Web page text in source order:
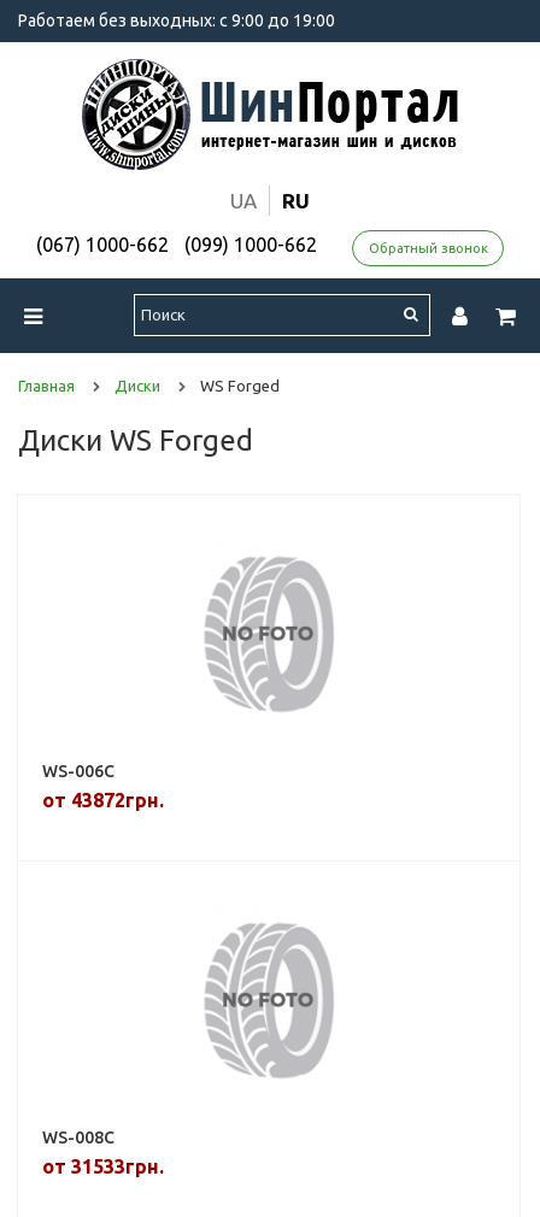
Работаем без выходных: с 9:00 до 19:00
UA RU
(067) 1000-662 (099) 1000-662 Обратный звонок
Главная Диски WS Forged
Диски WS Forged
WS-006C
от 43872грн.
WS-008C
от 31533грн.